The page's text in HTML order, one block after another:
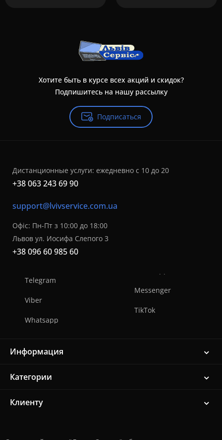
Хотите быть в курсе всех акций и скидок?
Подпишитесь на нашу рассылку
Подписаться
Дистанционные услуги: ежедневно с 10 до 20
+38 063 243 69 90
support@lvivservice.com.ua
Офіс: Пн-Пт з 10:00 до 18:00
Львов ул. Иосифа Слепого 3
+38 096 60 985 60
Telegram
Viber
Whatsapp
Messenger
TikTok
Информация
Категории
Клиенту